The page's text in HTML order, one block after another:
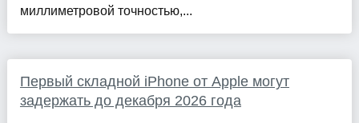
миллиметровой точностью,...
Первый складной iPhone от Apple могут
задержать до декабря 2026 года